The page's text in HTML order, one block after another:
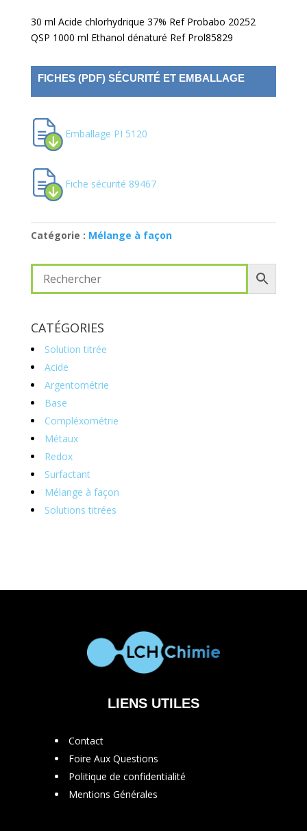
30 ml Acide chlorhydrique 37% Ref Probabo 20252
QSP 1000 ml Ethanol dénaturé Ref Prol85829
FICHES (PDF) SÉCURITÉ ET EMBALLAGE
Emballage PI 5120
Fiche sécurité 89467
Catégorie : Mélange à façon
CATÉGORIES
Solution titrée
Acide
Argentométrie
Base
Compléxométrie
Métaux
Redox
Surfactant
Mélange à façon
Solutions titrées
LIENS UTILES
Contact
Foire Aux Questions
Politique de confidentialité
Mentions Générales